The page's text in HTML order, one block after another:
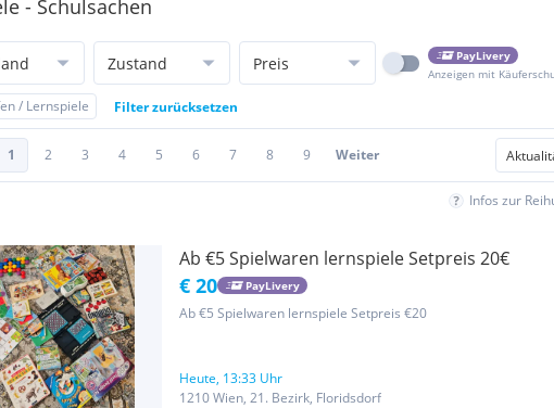
- Schulsachen
Zustand Preis
PayLivery
Anzeigen mit
/ Lernspiele Filter zurücksetzen
1 2 3 4 5 6 7 8 9 Weiter
Infos zur
Ab €5 Spielwaren lernspiele Setpreis 20€
€ 20 PayLivery
Ab €5 Spielwaren lernspiele Setpreis €20
Heute, 13:33 Uhr
1210 Wien, 21. Bezirk, Floridsdorf